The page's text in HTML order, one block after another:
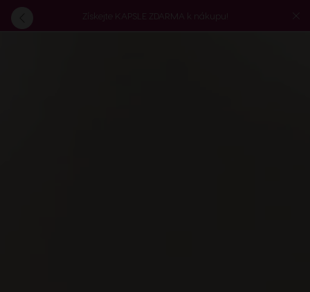
Získejte KAPSLE ZDARMA k nákupu!